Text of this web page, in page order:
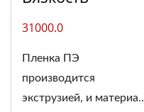
31000.0
Пленка ПЭ
производится
экструзией, и материал